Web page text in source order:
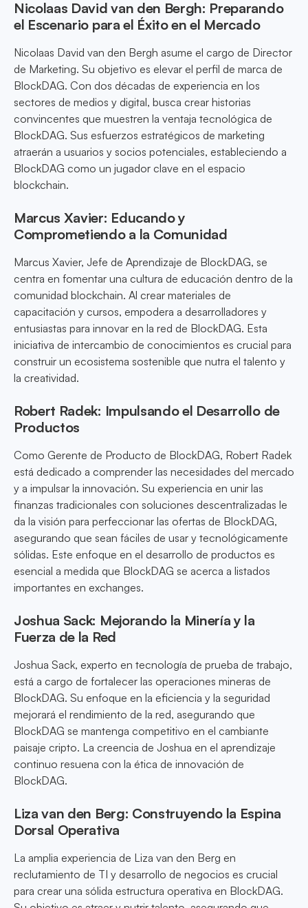
Nicolaas David van den Bergh: Preparando
el Escenario para el Éxito en el Mercado
Nicolaas David van den Bergh asume el cargo de Director
de Marketing. Su objetivo es elevar el perfil de marca de
BlockDAG. Con dos décadas de experiencia en los
sectores de medios y digital, busca crear historias
convincentes que muestren la ventaja tecnológica de
BlockDAG. Sus esfuerzos estratégicos de marketing
atraerán a usuarios y socios potenciales, estableciendo a
BlockDAG como un jugador clave en el espacio
blockchain.
Marcus Xavier: Educando y
Comprometiendo a la Comunidad
Marcus Xavier, Jefe de Aprendizaje de BlockDAG, se
centra en fomentar una cultura de educación dentro de la
comunidad blockchain. Al crear materiales de
capacitación y cursos, empodera a desarrolladores y
entusiastas para innovar en la red de BlockDAG. Esta
iniciativa de intercambio de conocimientos es crucial para
construir un ecosistema sostenible que nutra el talento y
la creatividad.
Robert Radek: Impulsando el Desarrollo de
Productos
Como Gerente de Producto de BlockDAG, Robert Radek
está dedicado a comprender las necesidades del mercado
y a impulsar la innovación. Su experiencia en unir las
finanzas tradicionales con soluciones descentralizadas le
da la visión para perfeccionar las ofertas de BlockDAG,
asegurando que sean fáciles de usar y tecnológicamente
sólidas. Este enfoque en el desarrollo de productos es
esencial a medida que BlockDAG se acerca a listados
importantes en exchanges.
Joshua Sack: Mejorando la Minería y la
Fuerza de la Red
Joshua Sack, experto en tecnología de prueba de trabajo,
está a cargo de fortalecer las operaciones mineras de
BlockDAG. Su enfoque en la eficiencia y la seguridad
mejorará el rendimiento de la red, asegurando que
BlockDAG se mantenga competitivo en el cambiante
paisaje cripto. La creencia de Joshua en el aprendizaje
continuo resuena con la ética de innovación de
BlockDAG.
Liza van den Berg: Construyendo la Espina
Dorsal Operativa
La amplia experiencia de Liza van den Berg en
reclutamiento de TI y desarrollo de negocios es crucial
para crear una sólida estructura operativa en BlockDAG.